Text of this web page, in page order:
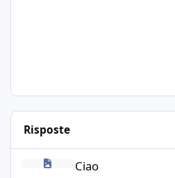
Risposte
Ciao